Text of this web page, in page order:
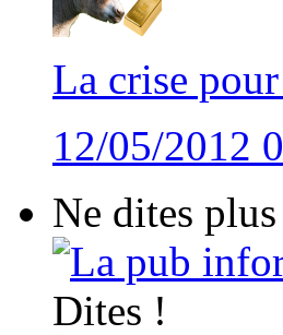
La crise
12/05/2012
Ne dites
La pub
Dites !